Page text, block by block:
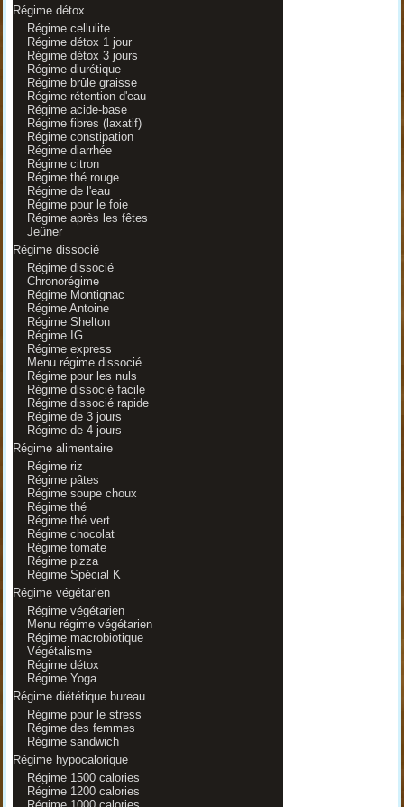
Régime détox
Régime cellulite
Régime détox 1 jour
Régime détox 3 jours
Régime diurétique
Régime brûle graisse
Régime rétention d'eau
Régime acide-base
Régime fibres (laxatif)
Régime constipation
Régime diarrhée
Régime citron
Régime thé rouge
Régime de l'eau
Régime pour le foie
Régime après les fêtes
Jeûner
Régime dissocié
Régime dissocié
Chronorégime
Régime Montignac
Régime Antoine
Régime Shelton
Régime IG
Régime express
Menu régime dissocié
Régime pour les nuls
Régime dissocié facile
Régime dissocié rapide
Régime de 3 jours
Régime de 4 jours
Régime alimentaire
Régime riz
Régime pâtes
Régime soupe choux
Régime thé
Régime thé vert
Régime chocolat
Régime tomate
Régime pizza
Régime Spécial K
Régime végétarien
Régime végétarien
Menu régime végétarien
Régime macrobiotique
Végétalisme
Régime détox
Régime Yoga
Régime diététique bureau
Régime pour le stress
Régime des femmes
Régime sandwich
Régime hypocalorique
Régime 1500 calories
Régime 1200 calories